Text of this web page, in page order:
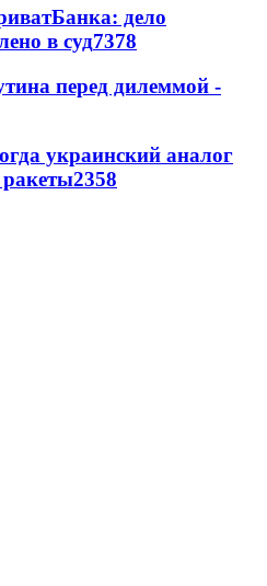
дело
в суд7378
перед дилеммой -
украинский аналог
ракеты2358